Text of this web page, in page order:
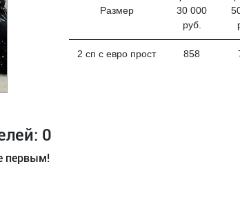
Размер
30 000
руб.
2 сп с евро прост 858
0
первым!